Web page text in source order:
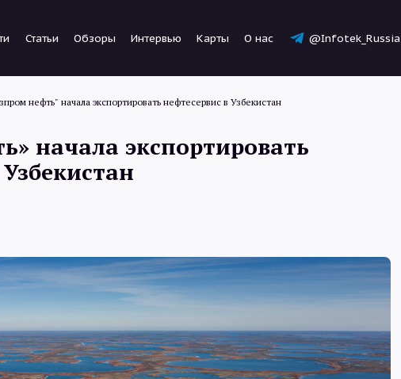
Статьи Обзоры Интервью Карты О нас @Infotek_Russia
Статьи
Обзоры
Интервью
нефть" начала экспортировать нефтесервис в Узбекистан
начала экспортировать